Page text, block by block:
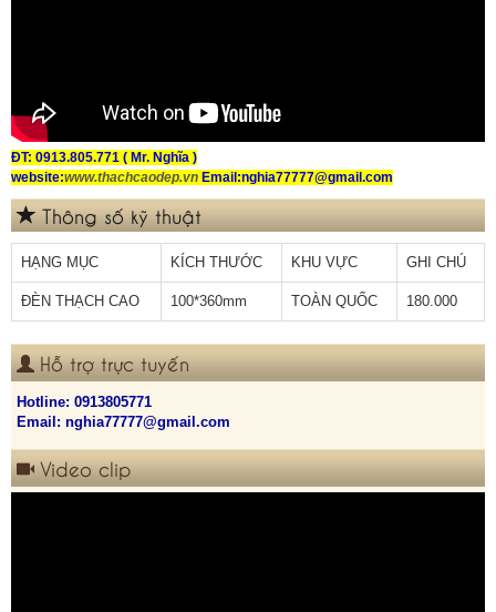
ĐT: 0913.805.771 ( Mr. Nghĩa )
website:www.thachcaodep.vn Email:nghia77777@gmail.com
Thông số kỹ thuật
HẠNG MỤC KÍCH THƯỚC KHU VỰC GHI CHÚ
ĐÈN THẠCH CAO 100*360mm TOÀN QUỐC 180.000
Hỗ trợ trực tuyến
Hotline: 0913805771
Email: nghia77777@gmail.com
Video clip